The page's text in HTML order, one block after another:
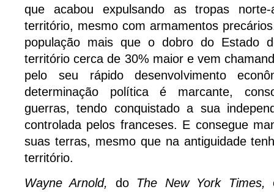
que acabou expulsando as tropas
território, mesmo com armamentos
população mais que o dobro do Estado
território cerca de 30% maior e vem
pelo seu rápido desenvolvimento
determinação política é marcante,
guerras, tendo conquistado a sua
controlada pelos franceses. E consegue
suas terras, mesmo que na antiguidade
território.
Wayne Arnold, do The New York Times,